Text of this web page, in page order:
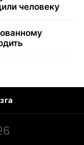
человеку